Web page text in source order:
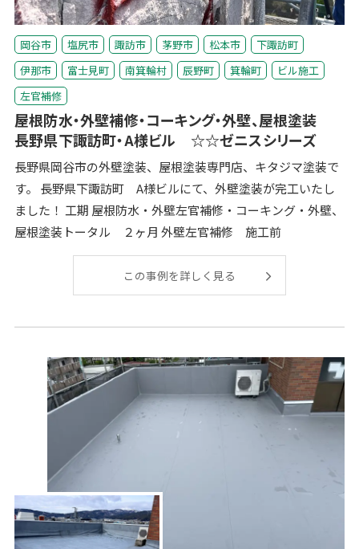
岡谷市 塩尻市 諏訪市 茅野市 松本市
下諏訪町
伊那市
富士見町 南箕輪村 辰野町 箕輪町
ビル施工
左官補修
屋根防水・外壁補修・コーキング・外壁、屋根塗装
長野県下諏訪町・A様ビル ☆☆ゼニスシリーズ
長野県岡谷市の外壁塗装、屋根塗装専門店、キタジマ塗装で
す。 長野県下諏訪町 A様ビルにて、外壁塗装が完工いたし
ました！ 工期 屋根防水・外壁左官補修・コーキング・外壁、
屋根塗装トータル ２ヶ月 外壁左官補修 施工前
この事例を詳しく見る